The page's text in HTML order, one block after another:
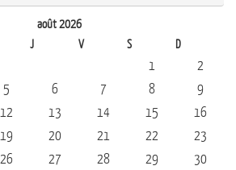
août 2026
J V S D
1
2
5 6 7 8
9
12 13 14 15
16
19 20 21 22
23
26 27 28 29
30